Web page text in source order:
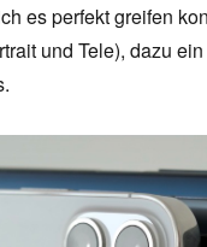
es perfekt greifen
und Tele), dazu